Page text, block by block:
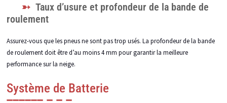
Taux d’usure et profondeur de la bande de
roulement
Assurez-vous que les pneus ne sont pas trop usés. La profondeur de la bande
de roulement doit être d’au moins 4 mm pour garantir la meilleure
performance sur la neige.
Système de Batterie